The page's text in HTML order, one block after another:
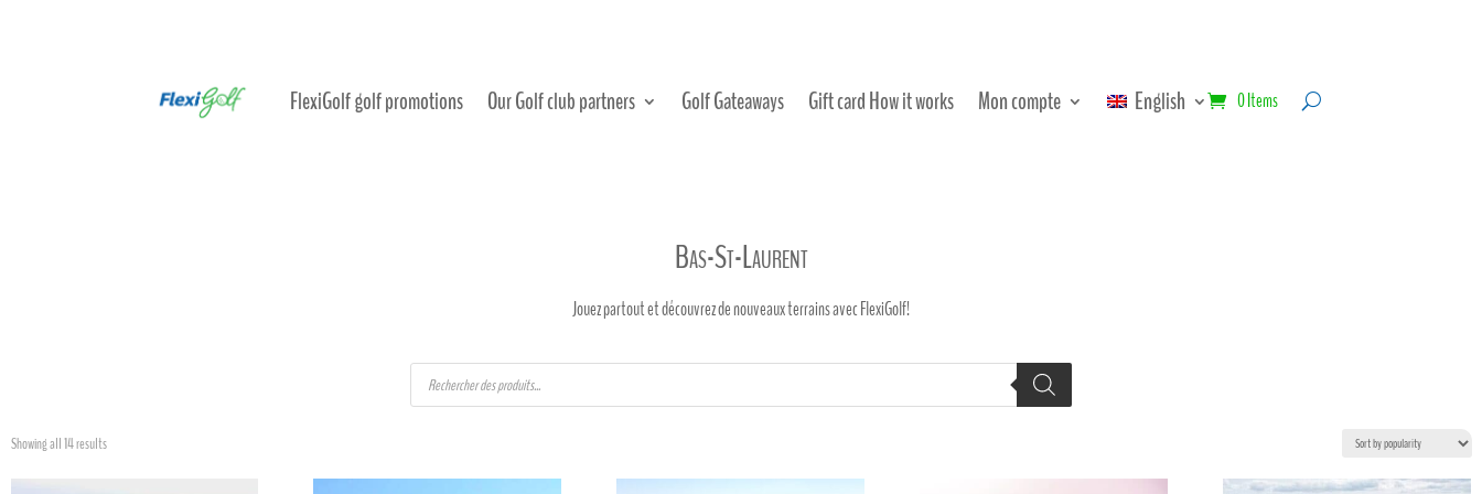
FlexiGolf golf promotions Our Golf club partners Golf Gateaways Gift card How it works Mon compte English 0 Items
Bas-St-Laurent
Jouez partout et découvrez de nouveaux terrains avec FlexiGolf!
Products
search
Showing all 14 resultsSorted